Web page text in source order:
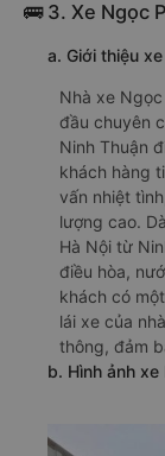
🚌 3. Xe Ngọc
a. Giới thiệu
Nhà xe
đầu chuyên
Ninh Thuận
khách hàng
vấn nhiệt
lượng cao.
Hà Nội từ
điều hòa,
khách có
lái xe của
thông, đảm
b. Hình ảnh